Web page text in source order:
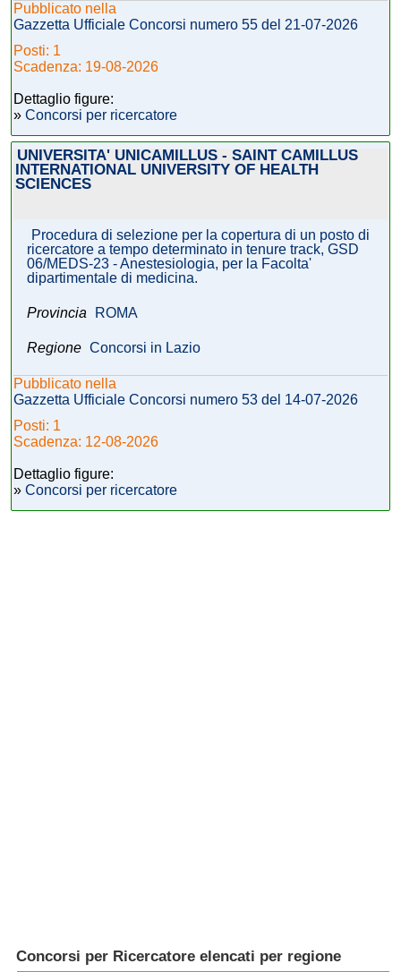
Pubblicato nella
Gazzetta Ufficiale Concorsi numero 55 del 21-07-2026
Posti: 1
Scadenza: 19-08-2026
Dettaglio figure:
» Concorsi per ricercatore
UNIVERSITA' UNICAMILLUS - SAINT CAMILLUS
INTERNATIONAL UNIVERSITY OF HEALTH
SCIENCES
Procedura di selezione per la copertura di un posto di
ricercatore a tempo determinato in tenure track, GSD
06/MEDS-23 - Anestesiologia, per la Facolta'
dipartimentale di medicina.
Provincia ROMA
Regione Concorsi in Lazio
Pubblicato nella
Gazzetta Ufficiale Concorsi numero 53 del 14-07-2026
Posti: 1
Scadenza: 12-08-2026
Dettaglio figure:
» Concorsi per ricercatore
Concorsi per Ricercatore elencati per regione